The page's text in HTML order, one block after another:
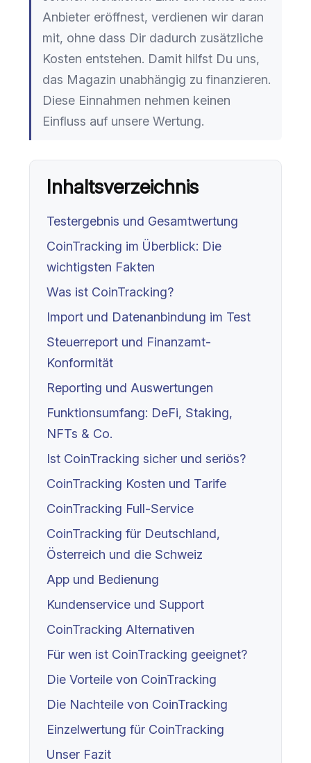
Anbieter eröffnest, verdienen wir daran
mit, ohne dass Dir dadurch zusätzliche
Kosten entstehen. Damit hilfst Du uns,
das Magazin unabhängig zu finanzieren.
Diese Einnahmen nehmen keinen
Einfluss auf unsere Wertung.
Inhaltsverzeichnis
Testergebnis und Gesamtwertung
CoinTracking im Überblick: Die
wichtigsten Fakten
Was ist CoinTracking?
Import und Datenanbindung im Test
Steuerreport und Finanzamt-
Konformität
Reporting und Auswertungen
Funktionsumfang: DeFi, Staking,
NFTs & Co.
Ist CoinTracking sicher und seriös?
CoinTracking Kosten und Tarife
CoinTracking Full-Service
CoinTracking für Deutschland,
Österreich und die Schweiz
App und Bedienung
Kundenservice und Support
CoinTracking Alternativen
Für wen ist CoinTracking geeignet?
Die Vorteile von CoinTracking
Die Nachteile von CoinTracking
Einzelwertung für CoinTracking
Unser Fazit